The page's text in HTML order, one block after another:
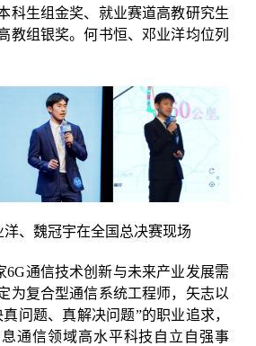
科生组金奖、就业赛道高教研究生
教组银奖。何书恒、邓业洋均位列
、魏冠宇在全国总决赛现场
6G通信技术创新与未来产业发展需
为复合型通信系统工程师，矢志以
问题、真解决问题”的职业追求，
通信领域高水平科技自立自强事